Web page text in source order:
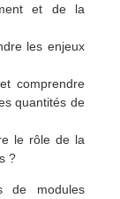
et de la
les enjeux
comprendre
quantités de
le rôle de la
?
de modules